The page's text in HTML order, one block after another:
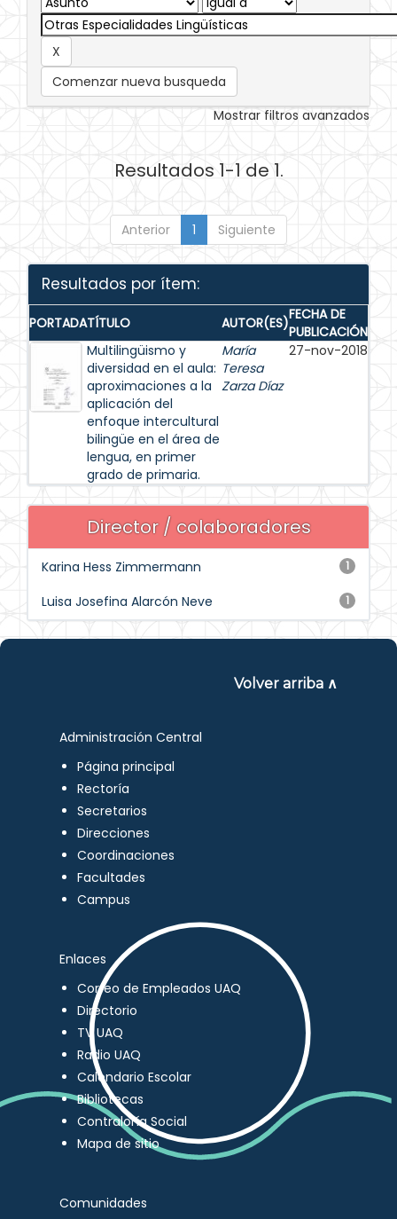
Comenzar nueva busqueda
Mostrar filtros avanzados
Resultados 1-1 de 1.
Anterior 1 Siguiente
Resultados por ítem:
PORTADATÍTULO AUTOR(ES)FECHA DE
PUBLICACIÓN
Multilingüismo y
diversidad en el aula:
aproximaciones a la
aplicación del
enfoque intercultural
bilingüe en el área de
lengua, en primer
grado de primaria.
María
Teresa
Zarza Díaz
27-nov-2018
Director / colaboradores
1
Karina Hess Zimmermann
1
Luisa Josefina Alarcón Neve
Volver arriba ∧
Administración Central
Página principal
Rectoría
Secretarios
Direcciones
Coordinaciones
Facultades
Campus
Enlaces
Correo de Empleados UAQ
Directorio
TV UAQ
Radio UAQ
Calendario Escolar
Bibliotecas
Contraloría Social
Mapa de sitio
Comunidades